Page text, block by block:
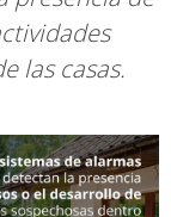
las casas.